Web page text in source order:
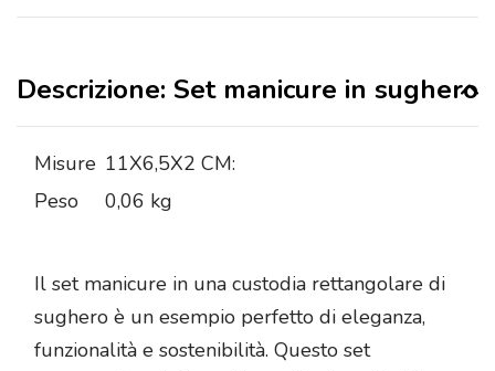
Descrizione: Set manicure in sughero
Misure 11X6,5X2 CM:
Peso
0,06 kg
Il set manicure in una custodia rettangolare di
sughero è un esempio perfetto di eleganza,
funzionalità e sostenibilità. Questo set